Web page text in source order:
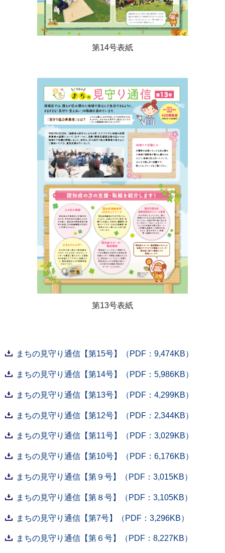
第14号表紙
第13号表紙
まちの見守り通信【第15号】（PDF：9,474KB）
まちの見守り通信【第14号】（PDF：5,986KB）
まちの見守り通信【第13号】（PDF：4,299KB）
まちの見守り通信【第12号】（PDF：2,344KB）
まちの見守り通信【第11号】（PDF：3,029KB）
まちの見守り通信【第10号】（PDF：6,176KB）
まちの見守り通信【第９号】（PDF：3,015KB）
まちの見守り通信【第８号】（PDF：3,105KB）
まちの見守り通信【第7号】（PDF：3,296KB）
まちの見守り通信【第６号】（PDF：8,227KB）